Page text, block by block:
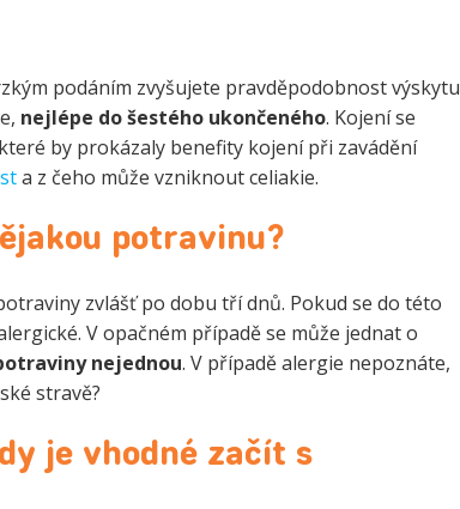
podáním zvyšujete pravděpodobnost výskytu
nejlépe do šestého ukončeného. Kojení se
by prokázaly benefity kojení při zavádění
a z čeho může vzniknout celiakie.
potravinu?
zvlášť po dobu tří dnů. Pokud se do této
V opačném případě se může jednat o
nejednou. V případě alergie nepoznáte,
stravě?
je vhodné začít s